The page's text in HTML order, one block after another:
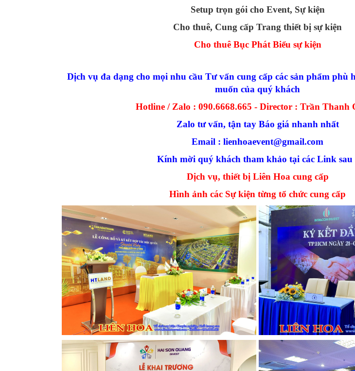
Setup trọn gói cho Event, Sự kiện
Cho thuê, Cung cấp Trang thiết bị sự kiện
Cho thuê Bục Phát Biểu sự kiện
Dịch vụ đa dạng cho mọi nhu cầu Tư vấn cung cấp các sản phẩm phù
muốn của quý khách
Hotline / Zalo : 090.6668.665 - Director : Trần Thanh
Zalo tư vấn, tận tay Báo giá nhanh nhất
Email : lienhoaevent@gmail.com
Kính mời quý khách tham khảo tại các Link sau
Dịch vụ, thiết bị Liên Hoa cung cấp
Hình ảnh các Sự kiện từng tổ chức cung cấp